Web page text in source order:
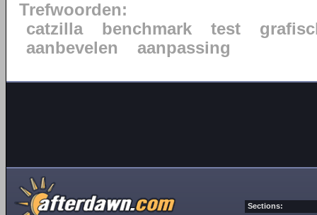
Trefwoorden:
catzilla
benchmark test
aanbevelen
aanpassing
Sections: